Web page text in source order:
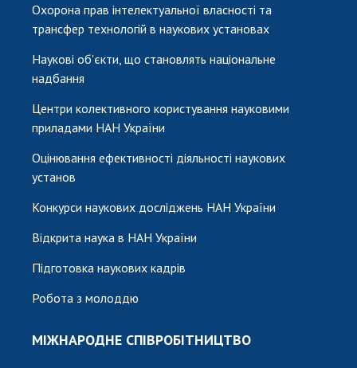
Охорона прав інтелектуальної власності та
трансфер технологій в наукових установах
Наукові об'єкти, що становлять національне
надбання
Центри колективного користування науковими
приладами НАН України
Оцінювання ефективності діяльності наукових
установ
Конкурси наукових досліджень НАН України
Відкрита наука в НАН України
Підготовка наукових кадрів
Робота з молоддю
МІЖНАРОДНЕ СПІВРОБІТНИЦТВО